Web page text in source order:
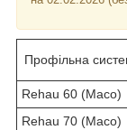
Профільна
Rehau 60 (Maco)
Rehau 70 (Maco)